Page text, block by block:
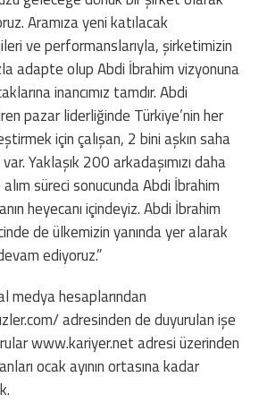
Aramıza yeni katılacak
ve performanslarıyla, şirketimizin
adapte olup Abdi İbrahim vizyonuna
inancımız tamdır. Abdi
pazar liderliğinde Türkiye’nin her
için çalışan, 2 bini aşkın saha
Yaklaşık 200 arkadaşımızı daha
süreci sonucunda Abdi İbrahim
heyecanı içindeyiz. Abdi İbrahim
de ülkemizin yanında yer alarak
ediyoruz.”
medya hesaplarından
adresinden de duyurulan işe
www.kariyer.netadresi üzerinden
ocak ayının ortasına kadar